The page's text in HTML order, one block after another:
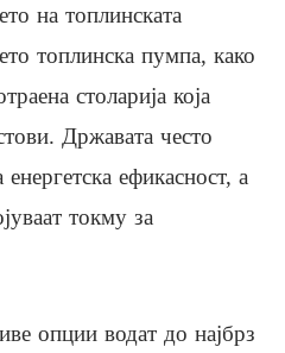
на топлинската
топлинска пумпа, како
столарија која
Државата често
ефикасност, а
токму за
опции водат до најбрз